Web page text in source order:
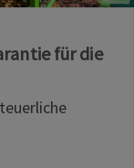
für die